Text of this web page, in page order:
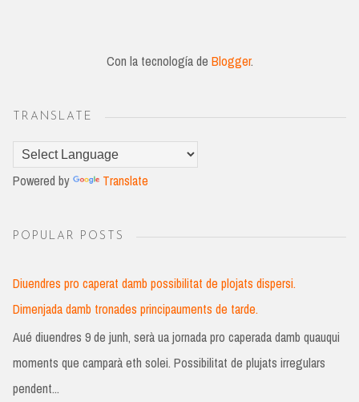
Con la tecnología de Blogger.
TRANSLATE
Powered by Translate
POPULAR POSTS
Diuendres pro caperat damb possibilitat de plojats dispersi.
Dimenjada damb tronades principauments de tarde.
Aué diuendres 9 de junh, serà ua jornada pro caperada damb quauqui
moments que camparà eth solei. Possibilitat de plujats irregulars
pendent...